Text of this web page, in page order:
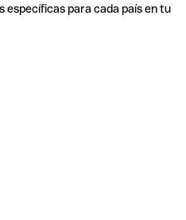
específicas para cada país en tu